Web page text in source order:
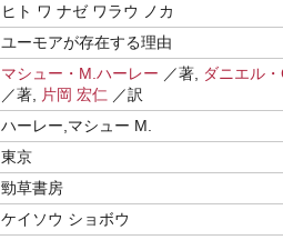
ヒト ワ ナゼ ワラウ ノカ
ユーモアが存在する理由
マシュー・M.ハーレー ／著,
ダニエル
／著,
片岡 宏仁 ／訳
ハーレー,マシュー M.
東京
勁草書房
ケイソウ ショボウ